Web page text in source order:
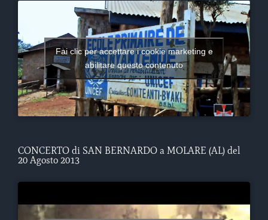
Fai clic per accettare i cookie marketing e
abilitare questo contenuto
CONCERTO di SAN BERNARDO a MOLARE (AL) del
20 Agosto 2013